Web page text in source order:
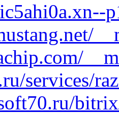
services/